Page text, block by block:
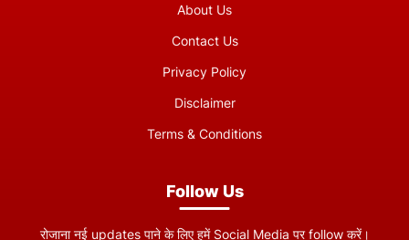
About Us
Contact Us
Privacy Policy
Disclaimer
Terms & Conditions
Follow Us
रोजाना नई updates पाने के लिए हमें Social Media पर follow करें।